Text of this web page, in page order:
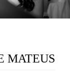
MATEUS